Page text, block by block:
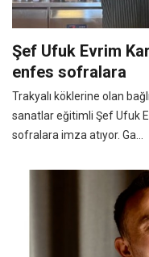
Şef Ufuk Evrim
enfes sofralara
Trakyalı köklerine olan
sanatlar eğitimli Şef Ufuk
sofralara imza atıyor. Ga...